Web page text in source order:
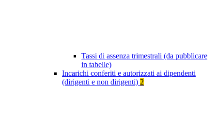
Tassi di assenza trimestrali (da pubblicare
in tabelle)
Incarichi conferiti e autorizzati ai dipendenti
(dirigenti e non dirigenti) 2